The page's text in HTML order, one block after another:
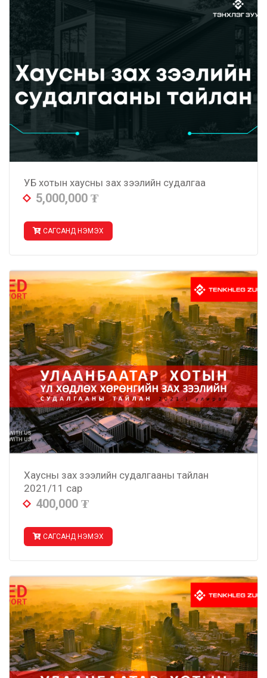
УБ хотын хаусны зах зээлийн судалгаа
5,000,000 ₮
САГСАНД НЭМЭХ
Хаусны зах зээлийн судалгааны тайлан
2021/11 сар
400,000 ₮
САГСАНД НЭМЭХ